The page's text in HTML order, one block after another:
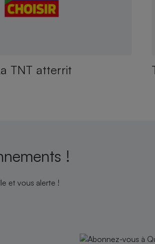
TNT atterrit
!
et vous alerte !